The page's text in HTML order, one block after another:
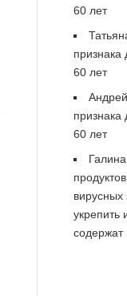
60 лет
60 лет
Андрей
60 лет
Галина
вирусных
укрепить
содержат